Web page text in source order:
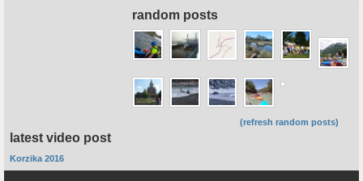
random posts
(refresh random posts)
latest video post
Korzika 2016